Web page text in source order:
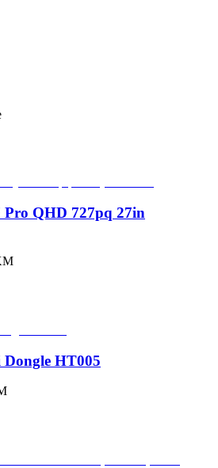
Pro QHD 727pq 27in
HT005